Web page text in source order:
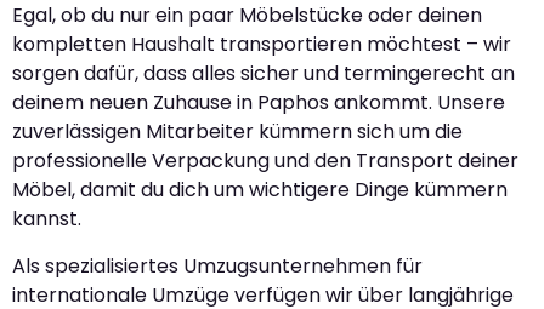
Egal, ob du nur ein paar Möbelstücke oder deinen
kompletten Haushalt transportieren möchtest – wir
sorgen dafür, dass alles sicher und termingerecht an
deinem neuen Zuhause in Paphos ankommt. Unsere
zuverlässigen Mitarbeiter kümmern sich um die
professionelle Verpackung und den Transport deiner
Möbel, damit du dich um wichtigere Dinge kümmern
kannst.
Als spezialisiertes Umzugsunternehmen für
internationale Umzüge verfügen wir über langjährige